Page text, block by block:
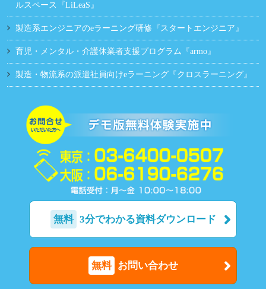
ルスペース『LiLeaS』
製造系エンジニアのeラーニング研修『スタートエンジニア』
育児・メンタル・介護休業者支援プログラム『armo』
製造・物流系の派遣社員向けeラーニング『クロスラーニング』
無料 3分でわかる資料ダウンロード
無料 お問い合わせ